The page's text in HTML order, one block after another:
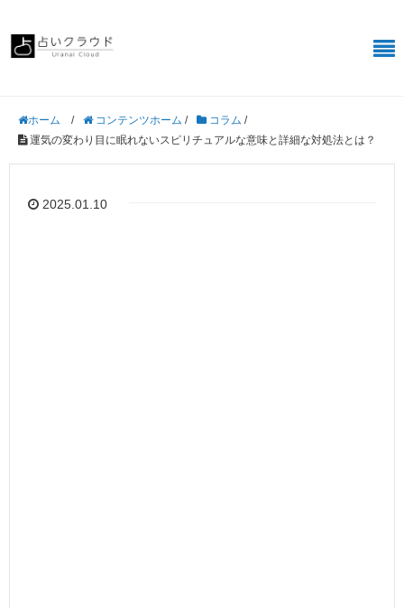
ホーム / コンテンツホーム / コラム /
運気の変わり目に眠れないスピリチュアルな意味と詳細な対処法とは？
2025.01.10